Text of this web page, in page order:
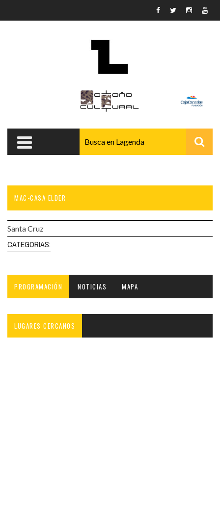
MAC-CASA ELDER
Santa Cruz
CATEGORIAS:
PROGRAMACIÓN NOTICIAS MAPA
LUGARES CERCANOS